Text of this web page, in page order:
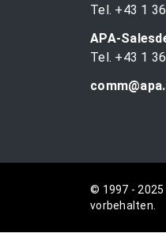
Tel. +43 1
APA-
Tel. +43 1
© 1997 - 2025
vorbehalten.